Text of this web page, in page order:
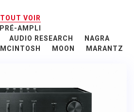
TOUT VOIR
PRÉ-AMPLI
AUDIO RESEARCH
NAGRA
MCINTOSH MOON MARANTZ